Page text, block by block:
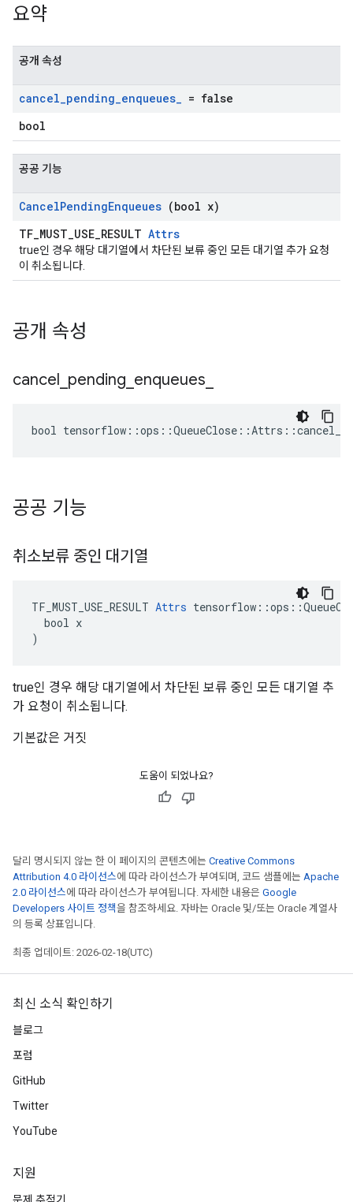
요약
공개 속성
cancel_pending_enqueues_ = false
bool
공공 기능
CancelPendingEnqueues (bool x)
TF_MUST_USE_RESULT Attrs
true인 경우 해당 대기열에서 차단된 보류 중인 모든 대기열 추가 요청
이 취소됩니다.
공개 속성
cancel pending enqueues
bool
공공 기능
취소보류 중인 대기열
TF_MUST_USE_RESULT Attrs
  bool x
)
true인 경우 해당 대기열에서 차단된 보류 중인 모든 대기열 추
가 요청이 취소됩니다.
기본값은 거짓
도움이 되었나요?
달리 명시되지 않는 한 이 페이지의 콘텐츠에는 Creative Commons
Attribution 4.0 라이선스에 따라 라이선스가 부여되며, 코드 샘플에는 Apache
2.0 라이선스에 따라 라이선스가 부여됩니다. 자세한 내용은 Google
Developers 사이트 정책을 참조하세요. 자바는 Oracle 및/또는 Oracle 계열사
의 등록 상표입니다.
최종 업데이트: 2026-02-18(UTC)
최신 소식 확인하기
블로그
포럼
GitHub
Twitter
YouTube
지원